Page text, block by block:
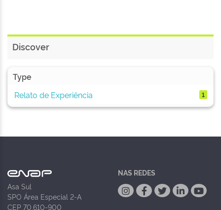
Discover
Type
Relato de Experiência
1
Asa Sul
SPO Área Especial 2-A
CEP 70.610-900
NAS REDES